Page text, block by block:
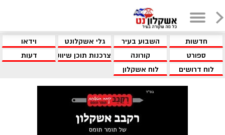
חדשות השבוע בעיר גלי אשקלונט
וידאו
ספורט
קורונה צרכנות תוכן שיווקי
דעות
לוח דרושים
לוח אשקלון